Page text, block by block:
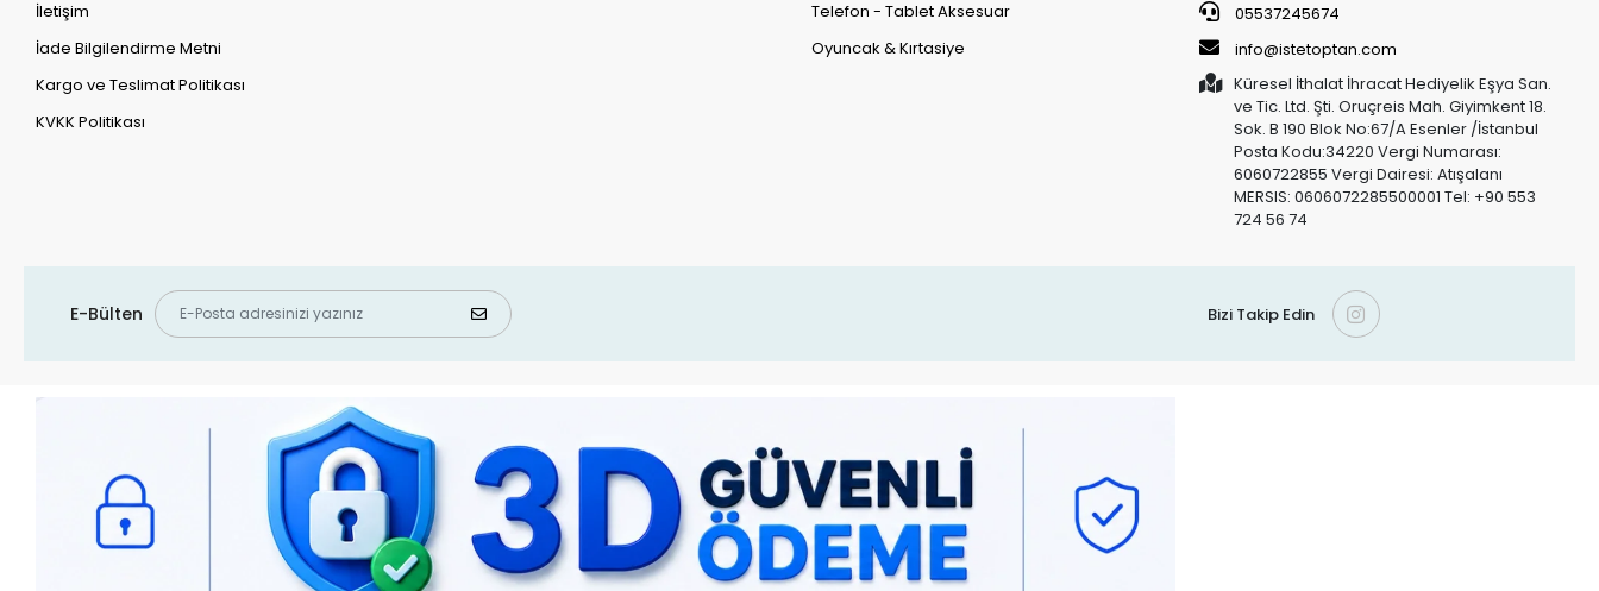
İletişim
İade Bilgilendirme Metni
Kargo ve Teslimat Politikası
KVKK Politikası
Telefon - Tablet Aksesuar
Oyuncak & Kırtasiye
05537245674
info@istetoptan.com
Küresel İthalat İhracat Hediyelik Eşya San.
ve Tic. Ltd. Şti. Oruçreis Mah. Giyimkent 18.
Sok. B 190 Blok No:67/A Esenler /İstanbul
Posta Kodu:34220 Vergi Numarası:
6060722855 Vergi Dairesi: Atışalanı
MERSIS: 0606072285500001 Tel: +90 553
724 56 74
E-Bülten Bizi Takip Edin